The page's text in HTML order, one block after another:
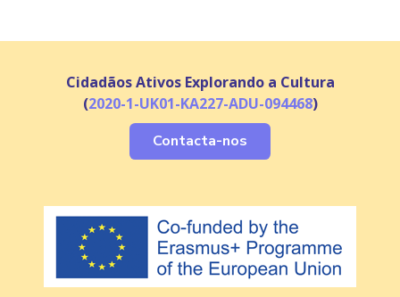
Cidadãos Ativos Explorando a Cultura
(2020-1-UK01-KA227-ADU-094468)
Contacta-nos